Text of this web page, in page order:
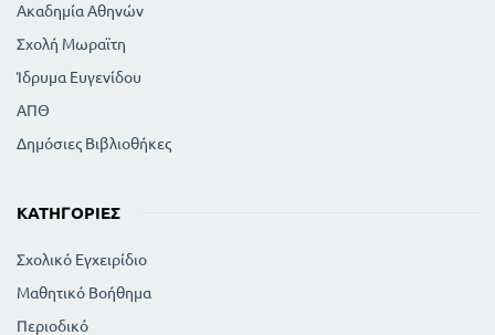
Ακαδημία Αθηνών
Σχολή Μωραϊτη
Ίδρυμα Ευγενίδου
ΑΠΘ
Δημόσιες Βιβλιοθήκες
ΚΑΤΗΓΟΡΊΕΣ
Σχολικό Εγχειρίδιο
Μαθητικό Βοήθημα
Περιοδικό